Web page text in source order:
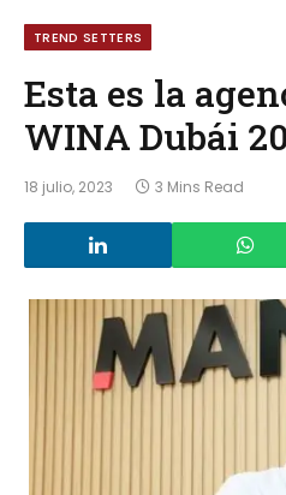
TREND SETTERS
Esta es la
WINA Dubái
18 julio, 2023 3 Mins Read